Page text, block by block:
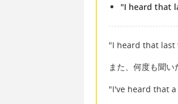
"I heard that
"I heard that last
また、何度も聞い
"I've heard that a